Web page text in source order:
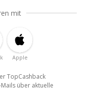
mit
Apple
TopCashback
über aktuelle